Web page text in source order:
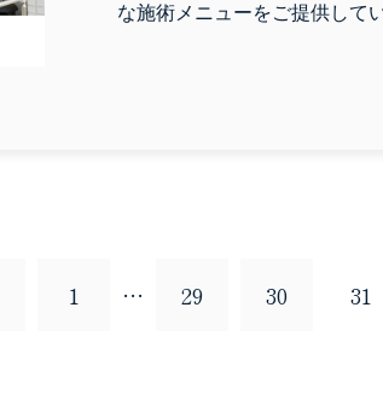
な施術メニューをご提供して
1 … 29 30 31